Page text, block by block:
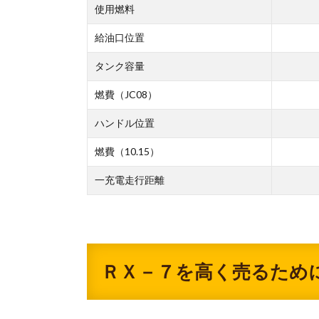
使用燃料
給油口位置
タンク容量
燃費（JC08）
ハンドル位置
燃費（10.15）
一充電走行距離
ＲＸ－７を高く売るため